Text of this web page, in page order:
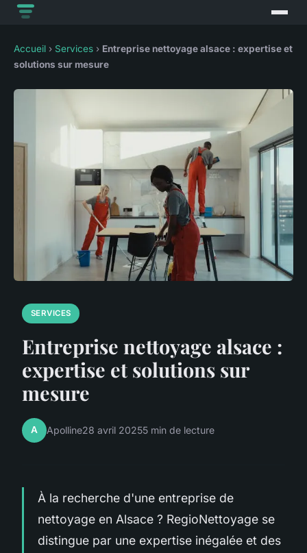
Accueil › Services › Entreprise nettoyage alsace : expertise et
solutions sur mesure
SERVICES
Entreprise nettoyage alsace :
expertise et solutions sur
mesure
A Apolline28 avril 20255 min de lecture
À la recherche d'une entreprise de
nettoyage en Alsace ? RegioNettoyage se
distingue par une expertise inégalée et des